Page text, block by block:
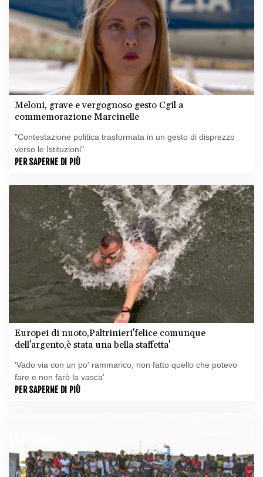
Meloni, grave e vergognoso gesto Cgil a
commemorazione Marcinelle
"Contestazione politica trasformata in un gesto di disprezzo
verso le Istituzioni"
PER SAPERNE DI PIÙ
Europei di nuoto,Paltrinieri'felice comunque
dell'argento,è stata una bella staffetta'
'Vado via con un po' rammarico, non fatto quello che potevo
fare e non farò la vasca'
PER SAPERNE DI PIÙ